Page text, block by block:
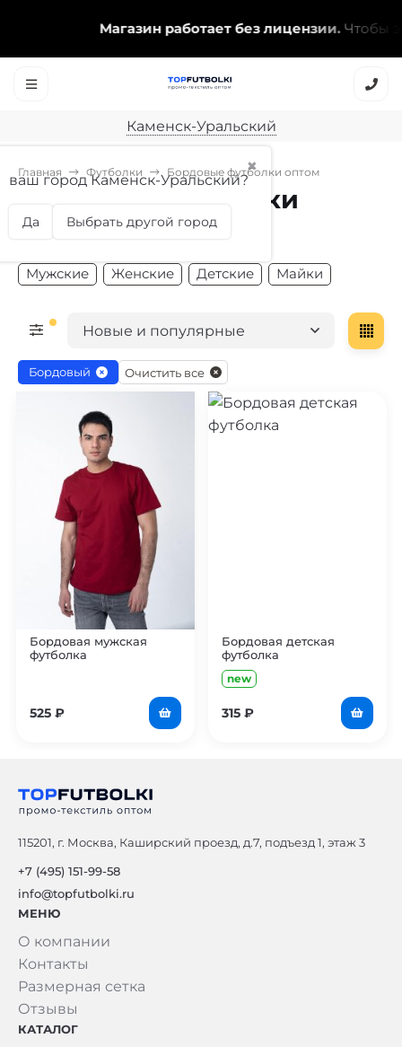
Магазин работает без лицензии.Чтобы
Каменск-Уральский
✖
ваш город Каменск-Уральский?
Да Выбрать другой город
Главная Футболки Бордовые футболки оптом
Бордовые футболки
оптом
Мужские Женские Детские Майки
Новые и популярные
Бордовый Очистить все
Бордовая мужская
футболка
525 ₽
Бордовая детская
футболка
new
315 ₽
115201, г. Москва, Каширский проезд, д.7, подъезд 1, этаж 3
+7 (495) 151-99-58
info@topfutbolki.ru
МЕНЮ
О компании
Контакты
Размерная сетка
Отзывы
КАТАЛОГ